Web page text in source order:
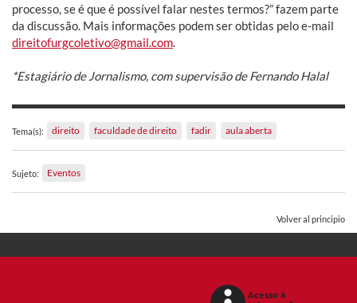
processo, se é que é possível falar nestes termos?” fazem parte
da discussão. Mais informações podem ser obtidas pelo e-mail
direitofurgcoletivo@gmail.com.
*Estagiário de Jornalismo, com supervisão de Fernando Halal
Tema(s): direito faculdade de direito fadir aula aberta
Sujeto: Eventos
Volver al principio